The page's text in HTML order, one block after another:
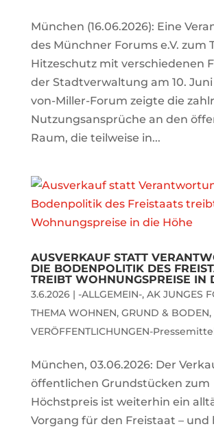
München (16.06.2026): Eine
des Münchner Forums e.V. zum
Hitzeschutz mit verschiedenen
der Stadtverwaltung am 10.
von-Miller-Forum zeigte die
Nutzungsansprüche an den
Raum, die teilweise in...
AUSVERKAUF STATT
DIE BODENPOLITIK DES
TREIBT WOHNUNGSPREISE IN
3.6.2026| -ALLGEMEIN-, AK JUNGES
THEMA WOHNEN, GRUND & BODEN,
VERÖFFENTLICHUNGEN-
München, 03.06.2026: Der
öffentlichen Grundstücken zum
Höchstpreis ist weiterhin ein
Vorgang für den Freistaat – und